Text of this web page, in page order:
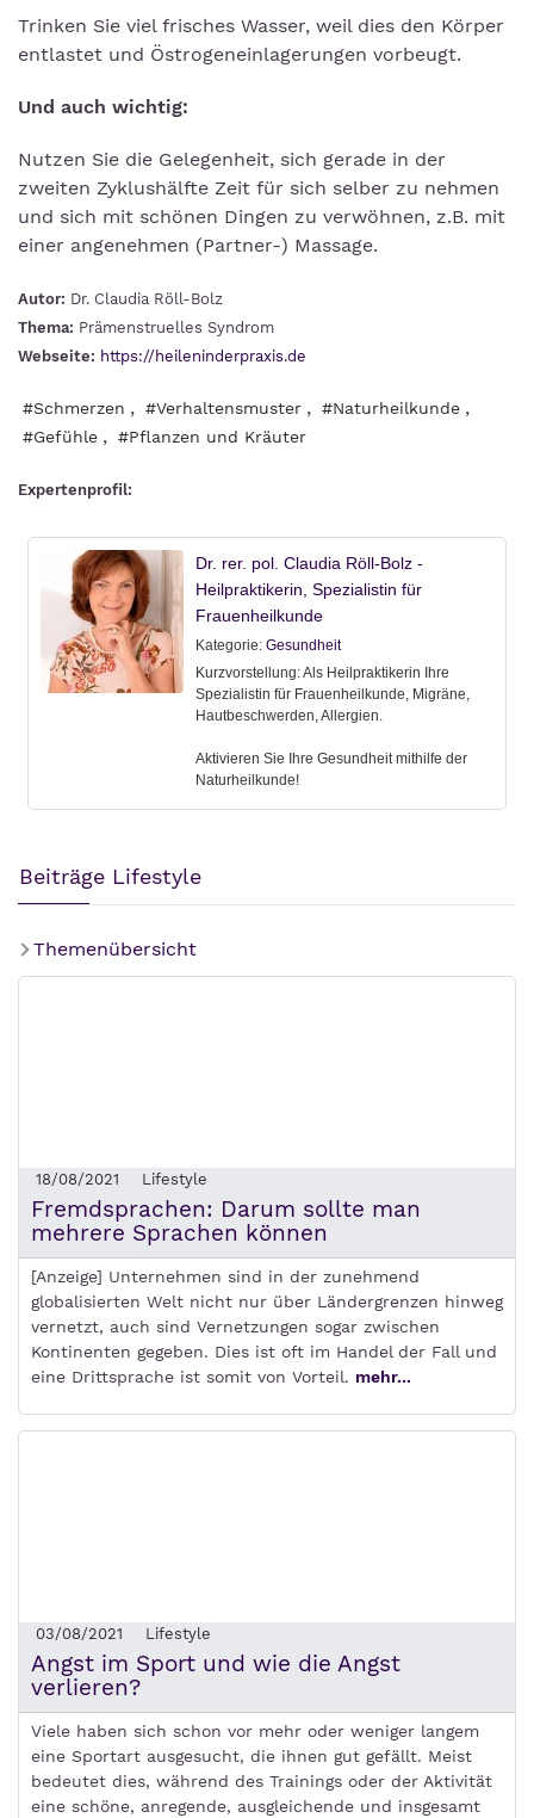
Trinken Sie viel frisches Wasser, weil dies den Körper
entlastet und Östrogeneinlagerungen vorbeugt.
Und auch wichtig:
Nutzen Sie die Gelegenheit, sich gerade in der
zweiten Zyklushälfte Zeit für sich selber zu nehmen
und sich mit schönen Dingen zu verwöhnen, z.B. mit
einer angenehmen (Partner-) Massage.
Autor: Dr. Claudia Röll-Bolz
Thema: Prämenstruelles Syndrom
Webseite: https://heileninderpraxis.de
#Schmerzen , #Verhaltensmuster , #Naturheilkunde ,
#Gefühle , #Pflanzen und Kräuter
Expertenprofil:
Beiträge Lifestyle
Themenübersicht
18/08/2021 Lifestyle
Fremdsprachen: Darum sollte man
mehrere Sprachen können
[Anzeige] Unternehmen sind in der zunehmend
globalisierten Welt nicht nur über Ländergrenzen hinweg
vernetzt, auch sind Vernetzungen sogar zwischen
Kontinenten gegeben. Dies ist oft im Handel der Fall und
eine Drittsprache ist somit von Vorteil. mehr...
03/08/2021 Lifestyle
Angst im Sport und wie die Angst
verlieren?
Viele haben sich schon vor mehr oder weniger langem
eine Sportart ausgesucht, die ihnen gut gefällt. Meist
bedeutet dies, während des Trainings oder der Aktivität
eine schöne, anregende, ausgleichende und insgesamt